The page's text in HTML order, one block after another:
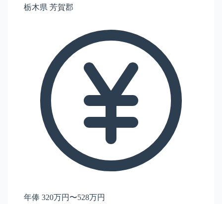
栃木県 芳賀郡
年俸 320万円〜528万円